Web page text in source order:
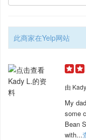
此商家在Yelp网站
由
My
some
Bean
with...